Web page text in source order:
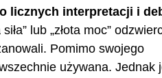
​​licznych interpretacji i
lub „złota moc”
Pomimo swojego
używana. Jednak